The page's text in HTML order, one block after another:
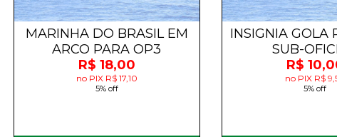
MARINHA DO BRASIL EM
ARCO PARA OP3
R$ 18,00
no PIX R$ 17,10
5% off
INSIGNIA GOLA
SUB-
R$
no PIX R$
5% off